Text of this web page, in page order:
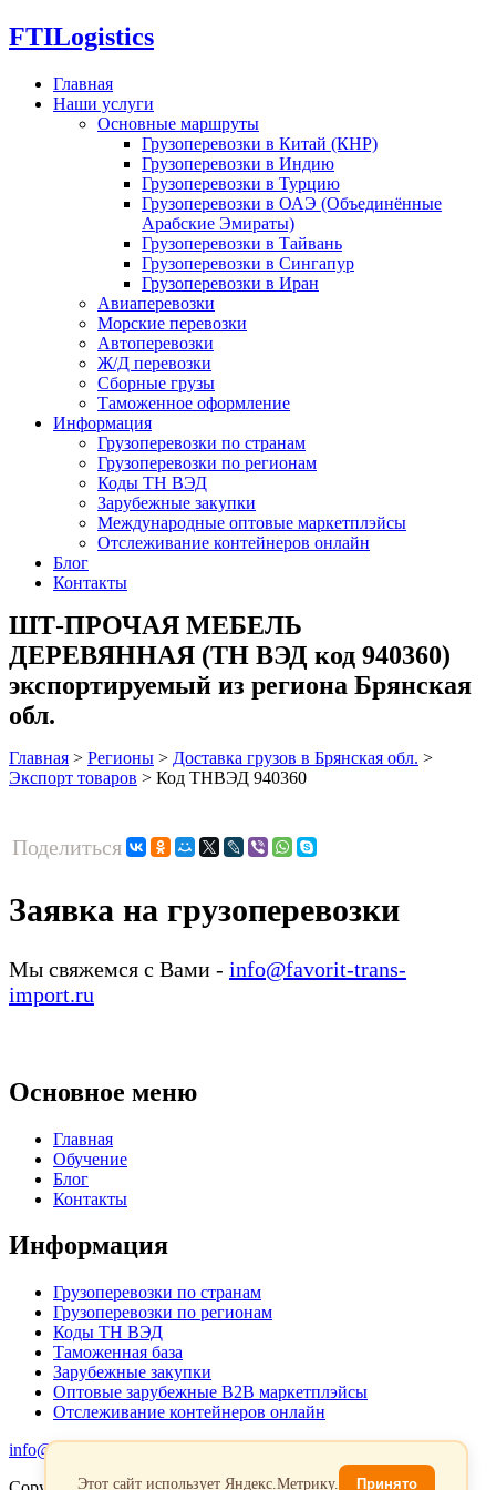
FTILogistics
Главная
Наши услуги
Основные маршруты
Грузоперевозки в Китай (КНР)
Грузоперевозки в Индию
Грузоперевозки в Турцию
Грузоперевозки в ОАЭ (Объединённые
Арабские Эмираты)
Грузоперевозки в Тайвань
Грузоперевозки в Сингапур
Грузоперевозки в Иран
Авиаперевозки
Морские перевозки
Автоперевозки
Ж/Д перевозки
Сборные грузы
Таможенное оформление
Информация
Грузоперевозки по странам
Грузоперевозки по регионам
Коды ТН ВЭД
Зарубежные закупки
Международные оптовые маркетплэйсы
Отслеживание контейнеров онлайн
Блог
Контакты
ШТ-ПРОЧАЯ МЕБЕЛЬ
ДЕРЕВЯННАЯ (ТН ВЭД код 940360)
экспортируемый из региона Брянская
обл.
Главная > Регионы > Доставка грузов в Брянская обл. >
Экспорт товаров > Код ТНВЭД 940360
Поделиться
Заявка на грузоперевозки
Мы свяжемся с Вами - info@favorit-trans-
import.ru
Основное меню
Главная
Обучение
Блог
Контакты
Информация
Грузоперевозки по странам
Грузоперевозки по регионам
Коды ТН ВЭД
Таможенная база
Зарубежные закупки
Оптовые зарубежные B2B маркетплэйсы
Отслеживание контейнеров онлайн
info@favorit-trans-import.ru
Этот сайт использует Яндекс.Метрику. Принято